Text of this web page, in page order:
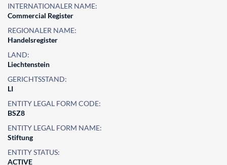
INTERNATIONALER NAME:
Commercial Register
REGIONALER NAME:
Handelsregister
LAND:
Liechtenstein
GERICHTSSTAND:
LI
ENTITY LEGAL FORM CODE:
BSZ8
ENTITY LEGAL FORM NAME:
Stiftung
ENTITY STATUS:
ACTIVE